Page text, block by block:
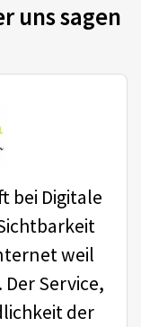
uns sagen
bei Digitale
weil
Service,
der